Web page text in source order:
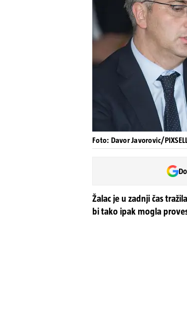
Foto: Davor Javorovic/
Žalac je u zadnji čas
bi tako ipak mogla